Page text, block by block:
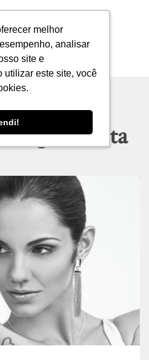
melhor
analisar
site e
utilizar este site, você
melhor
analisar
site e
utilizar este site, você
MENU
secreta